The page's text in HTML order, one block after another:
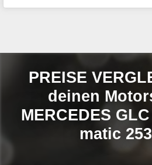
PREISE
deinen
MERCEDES
matic